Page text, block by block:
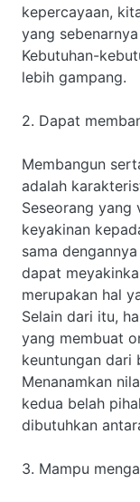
kepercayaan,
yang
Kebutuhan-
lebih gampang.
2. Dapat
Membangun
adalah
Seseorang yang
keyakinan
sama
dapat
merupakan hal
Selain dari itu,
yang membuat
keuntungan dari
Menanamkan
kedua belah
dibutuhkan
3. Mampu